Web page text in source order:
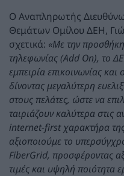
O Αναπληρωτής
Θεμάτων Ομίλου ΔΕΗ,
σχετικά: «Με την
τηλεφωνίας (Add On), το
εμπειρία επικοινωνίας
δίνοντας μεγαλύτερη
στους πελάτες, ώστε να
ταιριάζουν καλύτερα στις
internet-first χαρακτήρα
αξιοποιούμε το
FiberGrid, προσφέροντας
τιμές και υψηλή ποιότητα